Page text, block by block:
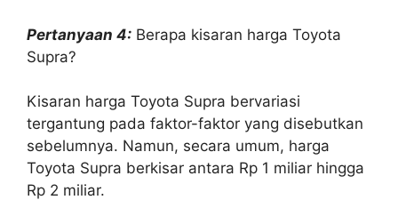
Pertanyaan 4: Berapa kisaran harga Toyota
Supra?
Kisaran harga Toyota Supra bervariasi
tergantung pada faktor-faktor yang disebutkan
sebelumnya. Namun, secara umum, harga
Toyota Supra berkisar antara Rp 1 miliar hingga
Rp 2 miliar.